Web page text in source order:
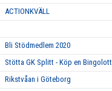
ACTIONKVÄLL
Bli Stödmedlem 2020
Stötta GK Splitt - Köp en Bingolott
Rikstvåan i Göteborg